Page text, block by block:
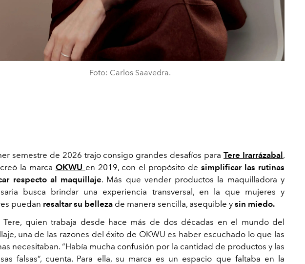
Foto: Carlos Saavedra.
semestre de 2026 trajo consigo grandes desafíos para Tere Irarrázabal,
la marca OKWU en 2019, con el propósito de simplificar las rutinas
respecto al maquillaje. Más que vender productos la maquilladora y
busca brindar una experiencia transversal, en la que mujeres y
puedan resaltar su belleza de manera sencilla, asequible y sin miedo.
Tere, quien trabaja desde hace más de dos décadas en el mundo del
una de las razones del éxito de OKWU es haber escuchado lo que las
necesitaban. “Había mucha confusión por la cantidad de productos y las
falsas”, cuenta. Para ella, su marca es un espacio que faltaba en la